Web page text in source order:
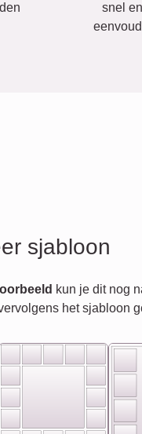
snel en
sjabloon
kun je dit nog
het sjabloon